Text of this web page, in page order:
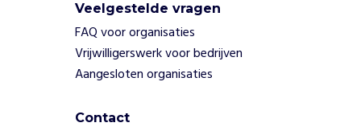
Veelgestelde vragen
FAQ voor organisaties
Vrijwilligerswerk voor bedrijven
Aangesloten organisaties
Contact